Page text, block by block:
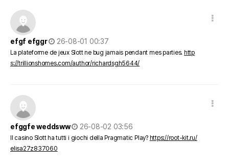
efgf efggr
작성일
26-08-01 00:37
La plateforme de jeux Slott ne bug jamais pendant mes parties. http
s://trillionshomes.com/author/richardsgh5644/
efggfe weddsww
작성일
26-08-02 03:56
Il casino Slott ha tutti i giochi della Pragmatic Play? https://root-kit.ru/
elisa27z837060